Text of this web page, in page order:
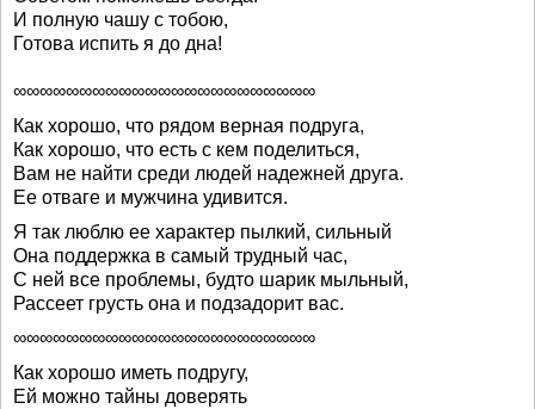
И полную чашу с тобою,
Готова испить я до дна!
∞∞∞∞∞∞∞∞∞∞∞∞∞∞∞∞∞∞∞∞∞∞∞
Как хорошо, что рядом верная подруга,
Как хорошо, что есть с кем поделиться,
Вам не найти среди людей надежней друга.
Ее отваге и мужчина удивится.
Я так люблю ее характер пылкий, сильный
Она поддержка в самый трудный час,
С ней все проблемы, будто шарик мыльный,
Рассеет грусть она и подзадорит вас.
∞∞∞∞∞∞∞∞∞∞∞∞∞∞∞∞∞∞∞∞∞∞∞
Как хорошо иметь подругу,
Ей можно тайны доверять